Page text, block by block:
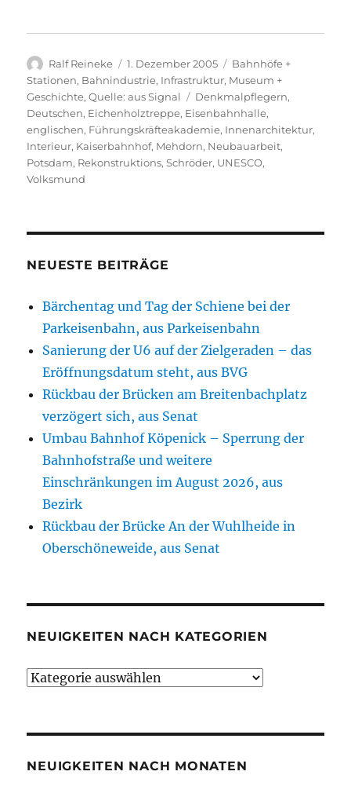
Autor
Ralf Reineke
Veröffentlicht
am
1. Dezember 2005 Kategorien
Bahnhöfe +
Stationen, Bahnindustrie, Infrastruktur, Museum +
Geschichte,Quelle: aus Signal Schlagwörter
Denkmalpflegern,
Deutschen, Eichenholztreppe, Eisenbahnhalle,
englischen, Führungskräfteakademie, Innenarchitektur,
Interieur, Kaiserbahnhof, Mehdorn, Neubauarbeit,
Potsdam, Rekonstruktions,Schröder, UNESCO,
Volksmund
NEUESTE BEITRÄGE
Bärchentag und Tag der Schiene bei der
Parkeisenbahn, aus Parkeisenbahn
Sanierung der U6 auf der Zielgeraden – das
Eröffnungsdatum steht, aus BVG
Rückbau der Brücken am Breitenbachplatz
verzögert sich, aus Senat
Umbau Bahnhof Köpenick – Sperrung der
Bahnhofstraße und weitere
Einschränkungen im August 2026, aus
Bezirk
Rückbau der Brücke An der Wuhlheide in
Oberschöneweide, aus Senat
NEUIGKEITEN NACH KATEGORIEN
Neuigkeiten
NEUIGKEITEN NACH MONATEN